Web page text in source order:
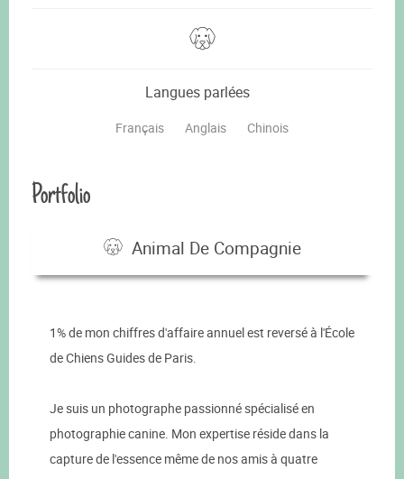
Langues parlées
Français Anglais Chinois
Portfolio
Animal De Compagnie
1% de mon chiffres d'affaire annuel est reversé à l'École
de Chiens Guides de Paris.
Je suis un photographe passionné spécialisé en
photographie canine. Mon expertise réside dans la
capture de l'essence même de nos amis à quatre